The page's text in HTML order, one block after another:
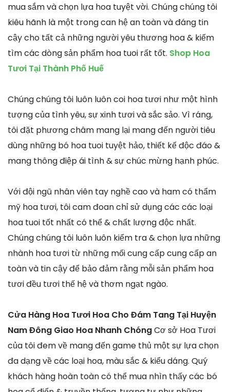
mua sắm và chọn lựa hoa tuyệt vời. Chúng chúng tôi
kiêu hãnh là một trong can hệ an toàn và đáng tin
cậy cho tất cả những người yêu thương hoa & kiếm
tìm các dòng sản phẩm hoa tuoi rất tốt. Shop Hoa
Tươi Tại Thành Phố Huế
Chúng chúng tôi luôn luôn coi hoa tươi như một hình
tượng của tình yêu, sự xinh tươi và sắc sảo. Vì ráng,
tôi đặt phương châm mang lại mang đến người tiêu
dùng những bó hoa tuoi tuyệt hảo, thiết kế độc đáo &
mang thông điệp ái tình & sự chúc mừng hạnh phúc.
Với đội ngũ nhân viên tay nghề cao và ham có thẩm
mỹ hoa tươi, tôi cam đoan chỉ sử dụng các các loại
hoa tuoi tốt nhất có thể & chất lượng độc nhất.
Chúng chúng tôi luôn luôn kiểm tra & chọn lựa những
nhành hoa tươi từ những mối cung cấp cung cấp an
toàn và tin cậy để bảo đảm rằng mỗi sản phẩm hoa
tươi đều tươi thế hệ và thơm ngạt ngào.
Cửa Hàng Hoa Tươi Hoa Cho Đám Tang Tại Huyện
Nam Đông Giao Hoa Nhanh ChóngCơ sở Hoa Tươi
của tôi đem về mang đến game thủ một sự lựa chọn
đa dạng về các loại hoa, màu sắc & kiểu dáng. Quý
khách hàng hoàn toàn có thể mua nhìn thấy các bó